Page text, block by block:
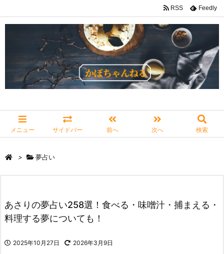
メニュー サイドバー 前へ 次へ 検索
RSS Feedly
> 夢占い
あさりの夢占い258選！食べる・味噌汁・捕まえる・
料理する夢についても！
2025年10月27日 2026年3月9日